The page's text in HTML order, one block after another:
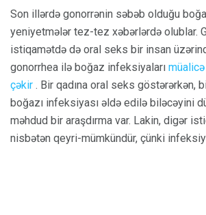
Son illərdə gonorrənin səbəb olduğu
yeniyetmələr tez-tez xəbərlərdə olublar.
istiqamətdə də oral seks bir insan
gonorrhea ilə boğaz infeksiyaları
çəkir . Bir qadına oral seks göstərərkən,
boğazı infeksiyası əldə edilə biləcəyini
məhdud bir araşdırma var. Lakin, digər
nisbətən qeyri-mümkündür, çünki